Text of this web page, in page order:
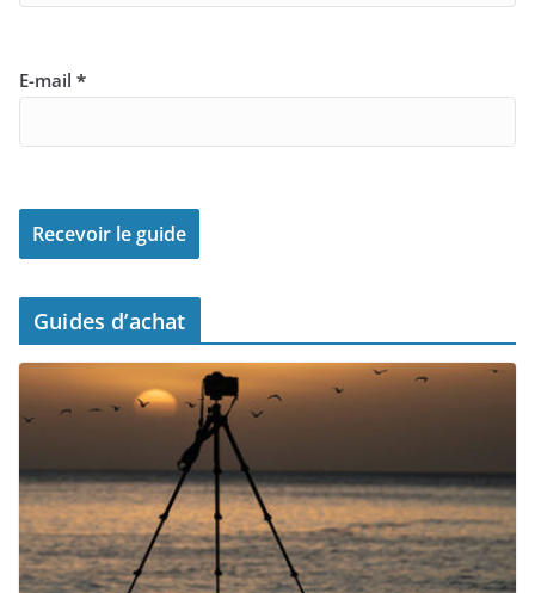
E-mail *
Guides d’achat